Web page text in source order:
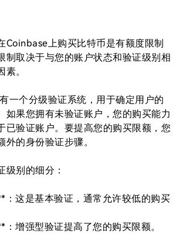
Coinbase上购买比特币是有额度限制
制取决于与您的账户状态和验证级别相
素。
一个分级验证系统，用于确定用户的
如果您拥有未验证账户，您的购买能力
已验证账户。要提高您的购买限额，您
外的身份验证步骤。
级别的细分：
：这是基本验证，通常允许较低的购买
增强型验证提高了您的购买限额。